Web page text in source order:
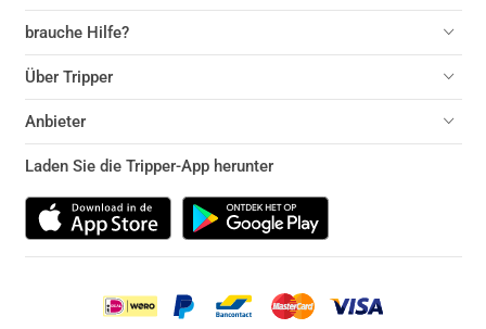
brauche Hilfe?
Über Tripper
Anbieter
Laden Sie die Tripper-App herunter